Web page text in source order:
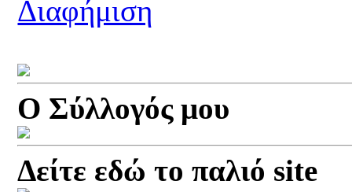
Ο Σύλλογός μου
Δείτε εδώ το παλιό site